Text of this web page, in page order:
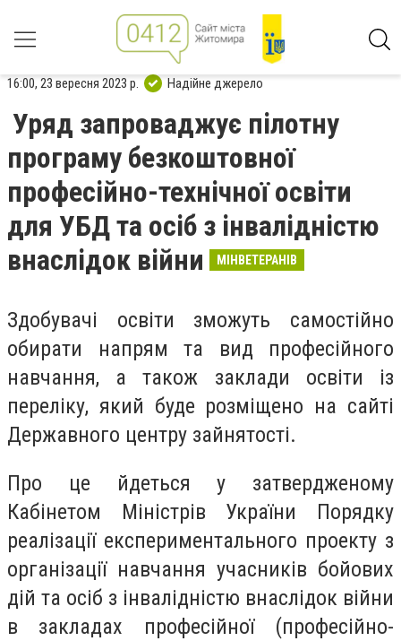
16:00, 23 вересня 2023 р. Надійне джерело
Уряд запроваджує пілотну
програму безкоштовної
професійно-технічної освіти
для УБД та осіб з інвалідністю
внаслідок війни
МІНВЕТЕРАНІВ
Здобувачі освіти зможуть самостійно
обирати напрям та вид професійного
навчання, а також заклади освіти із
переліку, який буде розміщено на сайті
Державного центру зайнятості.
Про це йдеться у затвердженому
Кабінетом Міністрів України Порядку
реалізації експериментального проекту з
організації навчання учасників бойових
дій та осіб з інвалідністю внаслідок війни
в закладах професійної (професійно-